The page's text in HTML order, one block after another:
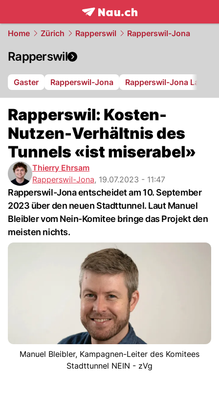
frontpage.NAU.ch
Home Zürich Rapperswil Rapperswil-Jona
Rapperswil
Gaster Rapperswil-Jona Rapperswil-Jona Lakers
Rapperswil: Kosten-
Nutzen-Verhältnis des
Tunnels «ist miserabel»
Thierry Ehrsam
Rapperswil-Jona, 19.07.2023 - 11:47
Rapperswil-Jona entscheidet am 10. September
2023 über den neuen Stadttunnel. Laut Manuel
Bleibler vom Nein-Komitee bringe das Projekt den
meisten nichts.
Manuel Bleibler, Kampagnen-Leiter des Komitees
Stadttunnel NEIN - zVg